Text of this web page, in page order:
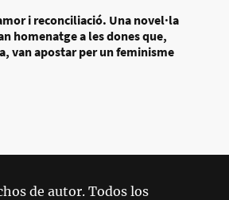
i reconciliació. Una novel·la
homenatge a les dones que,
van apostar per un feminisme
de autor. Todos los